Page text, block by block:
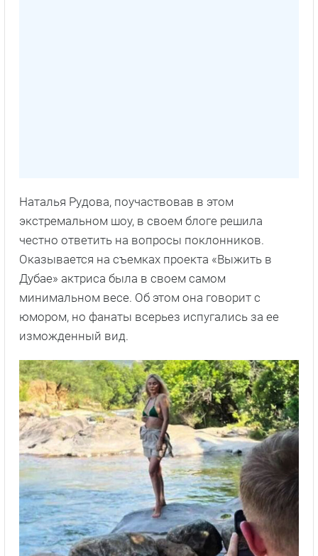
Наталья Рудова, поучаствовав в этом
экстремальном шоу, в своем блоге решила
честно ответить на вопросы поклонников.
Оказывается на съемках проекта «Выжить в
Дубае» актриса была в своем самом
минимальном весе. Об этом она говорит с
юмором, но фанаты всерьез испугались за ее
изможденный вид.